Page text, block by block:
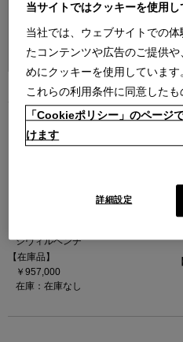
並べ替え：
シヴィルベンチ
【在庫品】
￥957,000
在庫：在庫なし
当サイトではクッキーを使用し
当社では、ウェブサイトでの
たコンテンツや広告のご提供
めにクッキーを使用していま
これらの利用条件に同意したも
「Cookieポリシー」のページ
けます
詳細設定